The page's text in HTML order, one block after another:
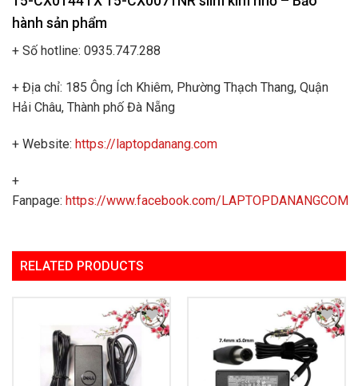
hành sản phẩm
+ Số hotline: 0935.747.288
+ Địa chỉ: 185 Ông Ích Khiêm, Phường Thạch Thang, Quận
Hải Châu, Thành phố Đà Nẵng
+ Website: https://laptopdanang.com
+
Fanpage: https://www.facebook.com/LAPTOPDANANGCOM
RELATED PRODUCTS
Add to
Wishlist
Add to
Wishlist